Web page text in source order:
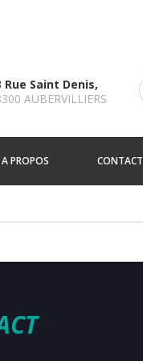
Rue Saint Denis,
AUBERVILLIERS
A PROPOS CONTACT